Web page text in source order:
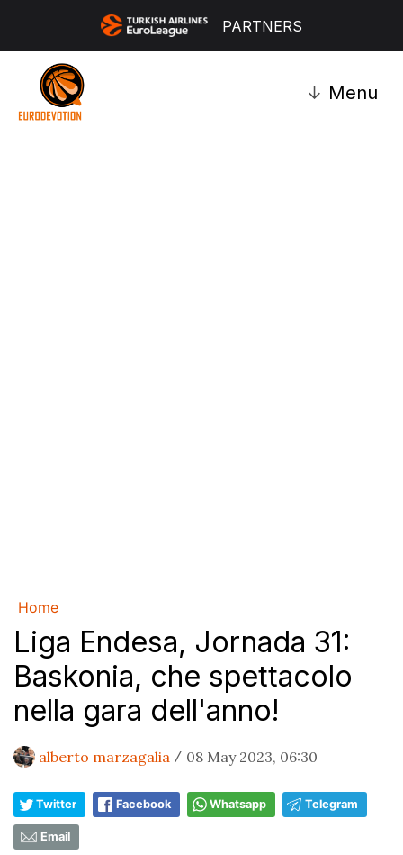
PARTNERS
↓ Menu
Home
Liga Endesa, Jornada 31:
Baskonia, che spettacolo
nella gara dell'anno!
alberto marzagalia / 08 May 2023, 06:30
Twitter Facebook Whatsapp Telegram
Email